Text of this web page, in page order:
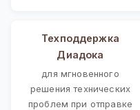
Техподдержка
Диадока
для мгновенного
решения технических
проблем при отправке